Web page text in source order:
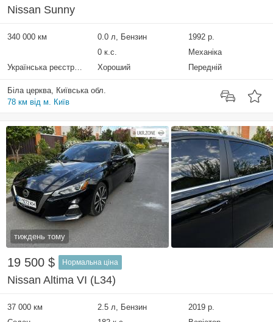
Nissan Sunny
340 000 км 0.0 л, Бензин
1992 р.
0 к.с.
Механіка
Українська реєстрація
Хороший Передній
Біла церква, Київська обл.
78 км від м. Київ
тиждень тому
19 500 $ Нормальна ціна
Nissan Altima VI (L34)
37 000 км 2.5 л, Бензин
2019 р.